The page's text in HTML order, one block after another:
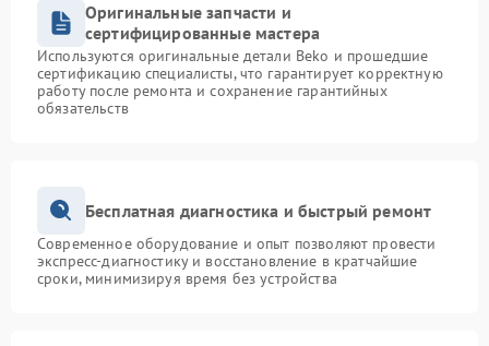
Оригинальные запчасти и
сертифицированные мастера
Используются оригинальные детали Beko и прошедшие
сертификацию специалисты, что гарантирует корректную
работу после ремонта и сохранение гарантийных
обязательств
Бесплатная диагностика и быстрый ремонт
Современное оборудование и опыт позволяют провести
экспресс-диагностику и восстановление в кратчайшие
сроки, минимизируя время без устройства